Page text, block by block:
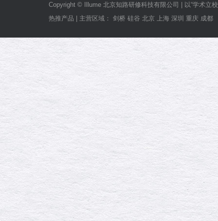
Copyright © Illume 北京知路研修科技有限公司 | 以“学术立
热推产品 | 主营区域： 剑桥 硅谷 北京 上海 深圳 重庆